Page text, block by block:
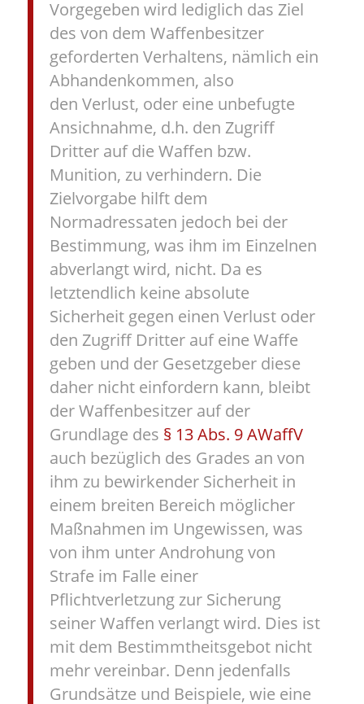
Vorgegeben wird lediglich das Ziel
des von dem Waffenbesitzer
geforderten Verhaltens, nämlich ein
Abhandenkommen, also
den Verlust, oder eine unbefugte
Ansichnahme, d.h. den Zugriff
Dritter auf die Waffen bzw.
Munition, zu verhindern. Die
Zielvorgabe hilft dem
Normadressaten jedoch bei der
Bestimmung, was ihm im Einzelnen
abverlangt wird, nicht. Da es
letztendlich keine absolute
Sicherheit gegen einen Verlust oder
den Zugriff Dritter auf eine Waffe
geben und der Gesetzgeber diese
daher nicht einfordern kann, bleibt
der Waffenbesitzer auf der
Grundlage des § 13 Abs. 9 AWaffV
auch bezüglich des Grades an von
ihm zu bewirkender Sicherheit in
einem breiten Bereich möglicher
Maßnahmen im Ungewissen, was
von ihm unter Androhung von
Strafe im Falle einer
Pflichtverletzung zur Sicherung
seiner Waffen verlangt wird. Dies ist
mit dem Bestimmtheitsgebot nicht
mehr vereinbar. Denn jedenfalls
Grundsätze und Beispiele, wie eine